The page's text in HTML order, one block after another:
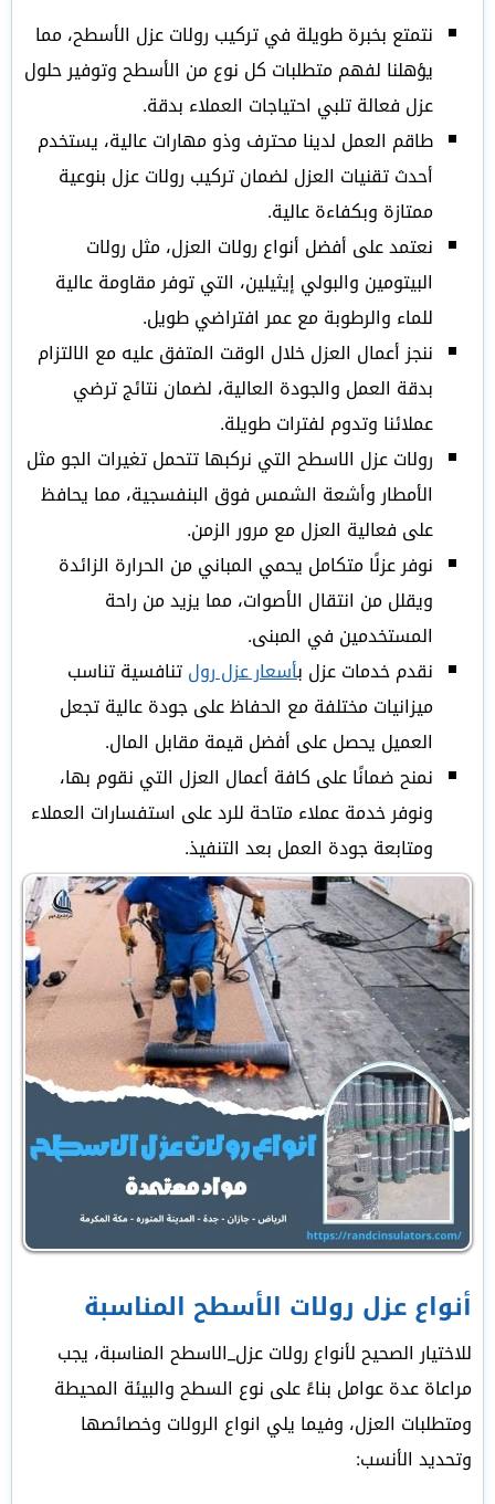
نتمتع بخبرة طويلة في تركيب رولات عزل الأسطح، مما
يؤهلنا لفهم متطلبات كل نوع من الأسطح وتوفير حلول
عزل فعالة تلبي احتياجات العملاء بدقة.
طاقم العمل لدينا محترف وذو مهارات عالية، يستخدم
أحدث تقنيات العزل لضمان تركيب رولات عزل بنوعية
ممتازة وبكفاءة عالية.
نعتمد على أفضل أنواع رولات العزل، مثل رولات
البيتومين والبولي إيثيلين، التي توفر مقاومة عالية
للماء والرطوبة مع عمر افتراضي طويل.
ننجز أعمال العزل خلال الوقت المتفق عليه مع الالتزام
بدقة العمل والجودة العالية، لضمان نتائج ترضي
عملائنا وتدوم لفترات طويلة.
رولات عزل الاسطح التي نركبها تتحمل تغيرات الجو مثل
الأمطار وأشعة الشمس فوق البنفسجية، مما يحافظ
على فعالية العزل مع مرور الزمن.
نوفر عزلًا متكامل يحمي المباني من الحرارة الزائدة
ويقلل من انتقال الأصوات، مما يزيد من راحة
المستخدمين في المبنى.
نقدم خدمات عزل بأسعار عزل رولتنافسية تناسب
ميزانيات مختلفة مع الحفاظ على جودة عالية تجعل
العميل يحصل على أفضل قيمة مقابل المال.
نمنح ضمانًا على كافة أعمال العزل التي نقوم بها،
ونوفر خدمة عملاء متاحة للرد على استفسارات العملاء
ومتابعة جودة العمل بعد التنفيذ.
أنواع عزل رولات الأسطح المناسبة
للاختيار الصحيح لأنواع رولات عزل_الاسطح المناسبة، يجب
مراعاة عدة عوامل بناءً على نوع السطح والبيئة المحيطة
ومتطلبات العزل، وفيما يلي انواع الرولات وخصائصها
وتحديد الأنسب: